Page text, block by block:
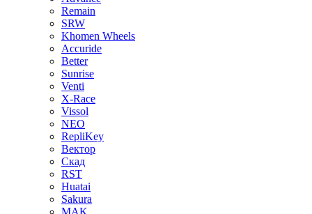
Remain
SRW
Khomen Wheels
Accuride
Better
Sunrise
Venti
X-Race
Vissol
NEO
RepliKey
Вектор
Скад
RST
Huatai
Sakura
MAK